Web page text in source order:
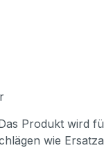
Produkt wird
wie